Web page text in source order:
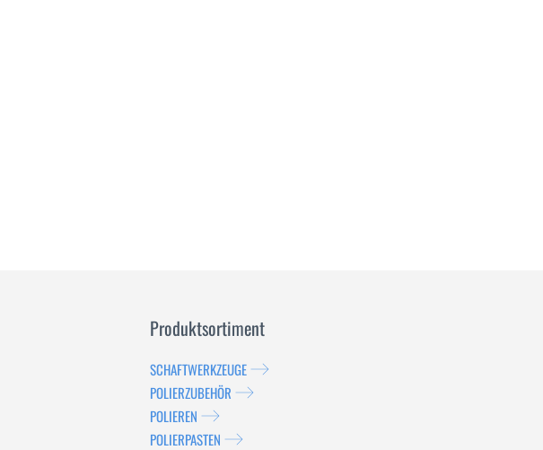
Produktsortiment
SCHAFTWERKZEUGE
POLIERZUBEHÖR
POLIEREN
POLIERPASTEN